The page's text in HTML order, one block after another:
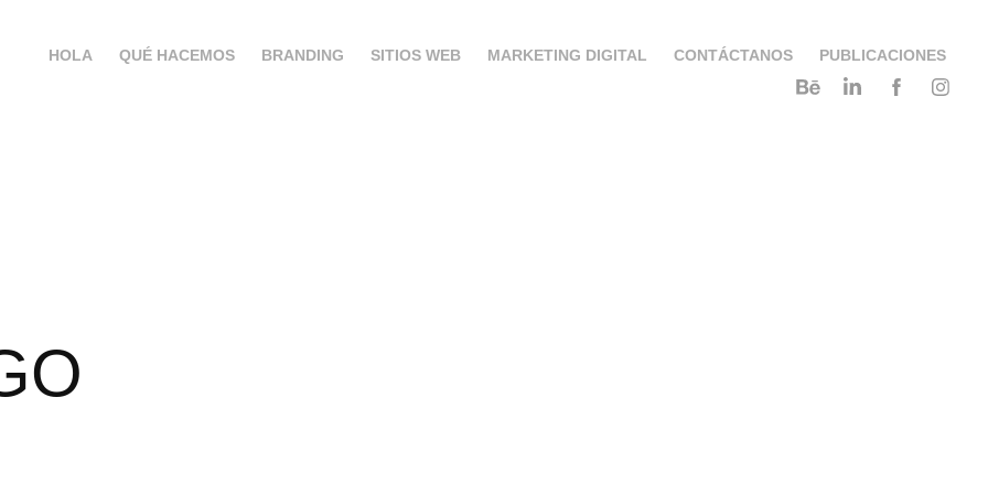
HOLA QUÉ HACEMOS BRANDING SITIOS WEB MARKETING DIGITAL CONTÁCTANOS PUBLICACIONES